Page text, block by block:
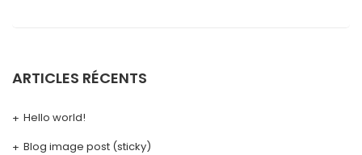
ARTICLES RÉCENTS
Hello world!
Blog image post (sticky)